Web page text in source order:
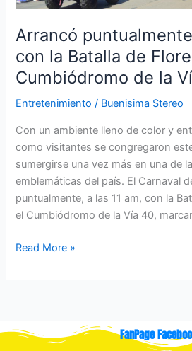
Arrancó
con la Batalla de
Cumbiódromo de la
Entretenimiento / Buenisima Stereo
Con un ambiente lleno de color y
como visitantes se congregaron
sumergirse una vez más en una de
emblemáticas del país. El Carnaval
puntualmente, a las 11 am, con la
el Cumbiódromo de la Vía 40,
la
Batalla
de
Flores
2024
Cumbiódromo
de
la
Vía
40
Read More »
FanPage